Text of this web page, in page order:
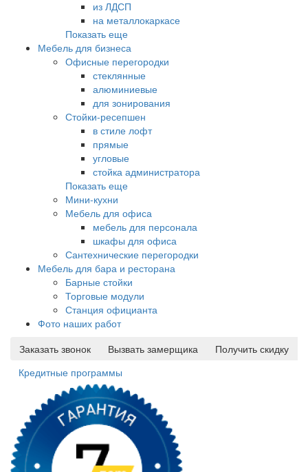
из ЛДСП
на металлокаркасе
Показать еще
Мебель для бизнеса
Офисные перегородки
стеклянные
алюминиевые
для зонирования
Стойки-ресепшен
в стиле лофт
прямые
угловые
стойка администратора
Показать еще
Мини-кухни
Мебель для офиса
мебель для персонала
шкафы для офиса
Сантехнические перегородки
Мебель для бара и ресторана
Барные стойки
Торговые модули
Станция официанта
Фото наших работ
Заказать звонок
Вызвать замерщика
Получить скидку
Кредитные программы